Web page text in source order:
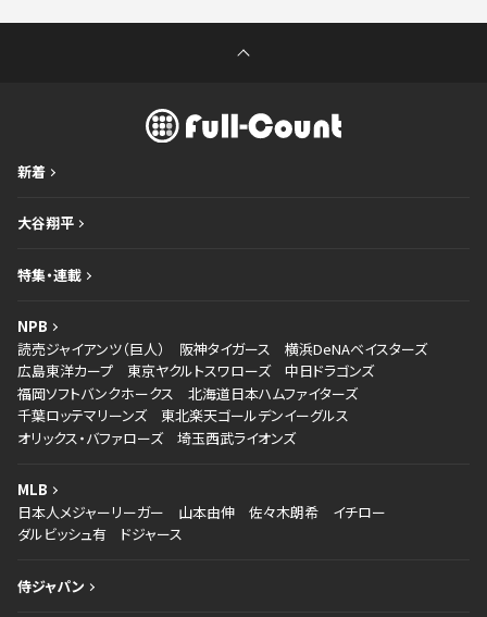
新着
大谷翔平
特集・連載
NPB
読売ジャイアンツ（巨人）
阪神タイガース
横浜DeNAベイスターズ
広島東洋カープ
東京ヤクルトスワローズ
中日ドラゴンズ
福岡ソフトバンクホークス
北海道日本ハムファイターズ
千葉ロッテマリーンズ
東北楽天ゴールデンイーグルス
オリックス・バファローズ
埼玉西武ライオンズ
MLB
日本人メジャーリーガー
山本由伸 佐々木朗希
イチロー
ダルビッシュ有
ドジャース
侍ジャパン